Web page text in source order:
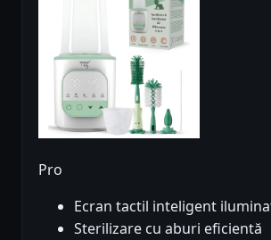
Pro
Ecran tactil inteligent
Sterilizare cu aburi eficientă